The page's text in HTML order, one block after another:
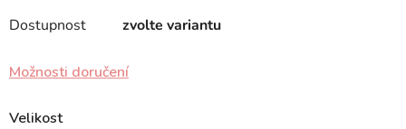
Dostupnost zvolte variantu
Možnosti doručení
Velikost